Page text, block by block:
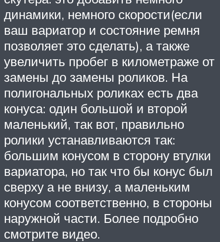
динамики, немного скорости(если
ваш вариатор и состояние ремня
позволяет это сделать), а также
увеличить пробег в километраже от
замены до замены роликов. На
полигональных роликах есть два
конуса: один большой и второй
маленький, так вот, правильно
ролики устанавливаются так:
большим конусом в сторону втулки
вариатора, но так что бы конус был
сверху а не внизу, а маленьким
конусом соответственно, в стороны
наружной части. Более подробно
смотрите видео.